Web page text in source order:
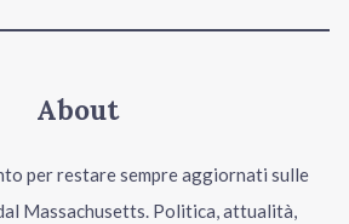
About
per restare sempre aggiornati sulle
Massachusetts. Politica, attualità,